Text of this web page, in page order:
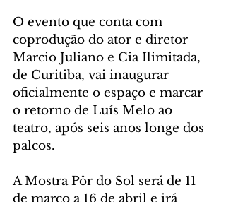
O evento que conta com
coprodução do ator e diretor
Marcio Juliano e Cia Ilimitada,
de Curitiba, vai inaugurar
oficialmente o espaço e marcar
o retorno de Luís Melo ao
teatro, após seis anos longe dos
palcos.
A Mostra Pôr do Sol será de 11
de março a 16 de abril e irá